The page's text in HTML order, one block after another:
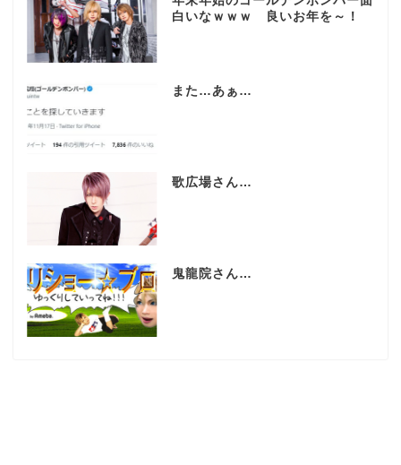
白いなｗｗｗ 良いお年を～！
また…あぁ…
歌広場さん…
鬼龍院さん…